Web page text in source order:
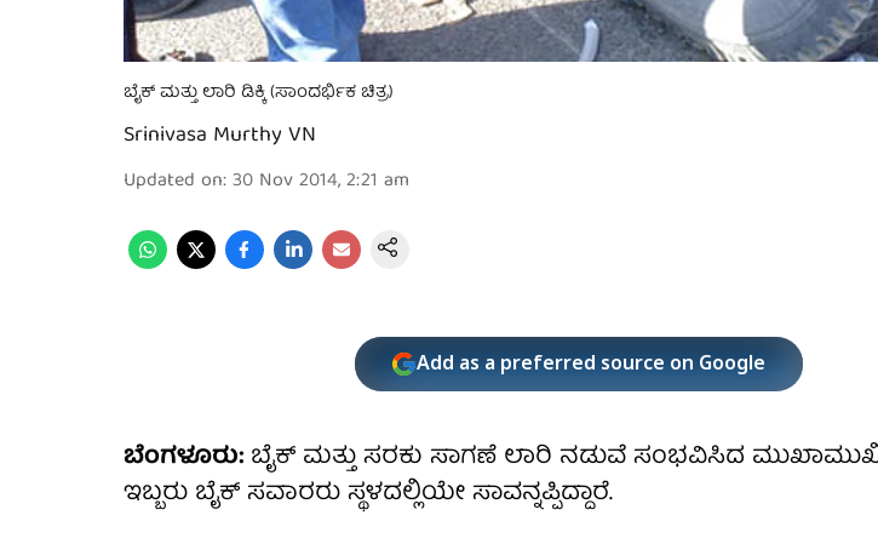
ಬೈಕ್ ಮತ್ತು ಲಾರಿ ಡಿಕ್ಕಿ (ಸಾಂದರ್ಭಿಕ ಚಿತ್ರ)
Srinivasa Murthy VN
Updated on:30 Nov 2014, 2:21 am
Add as a preferred source on Google
ಬೆಂಗಳೂರು: ಬೈಕ್ ಮತ್ತು ಸರಕು ಸಾಗಣೆ ಲಾರಿ ನಡುವೆ ಸಂಭವಿಸಿದ
ಇಬ್ಬರು ಬೈಕ್ ಸವಾರರು ಸ್ಥಳದಲ್ಲಿಯೇ ಸಾವನ್ನಪ್ಪಿದ್ದಾರೆ.